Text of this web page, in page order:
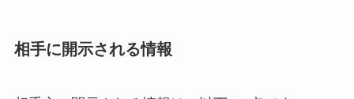
相手に開示される情報